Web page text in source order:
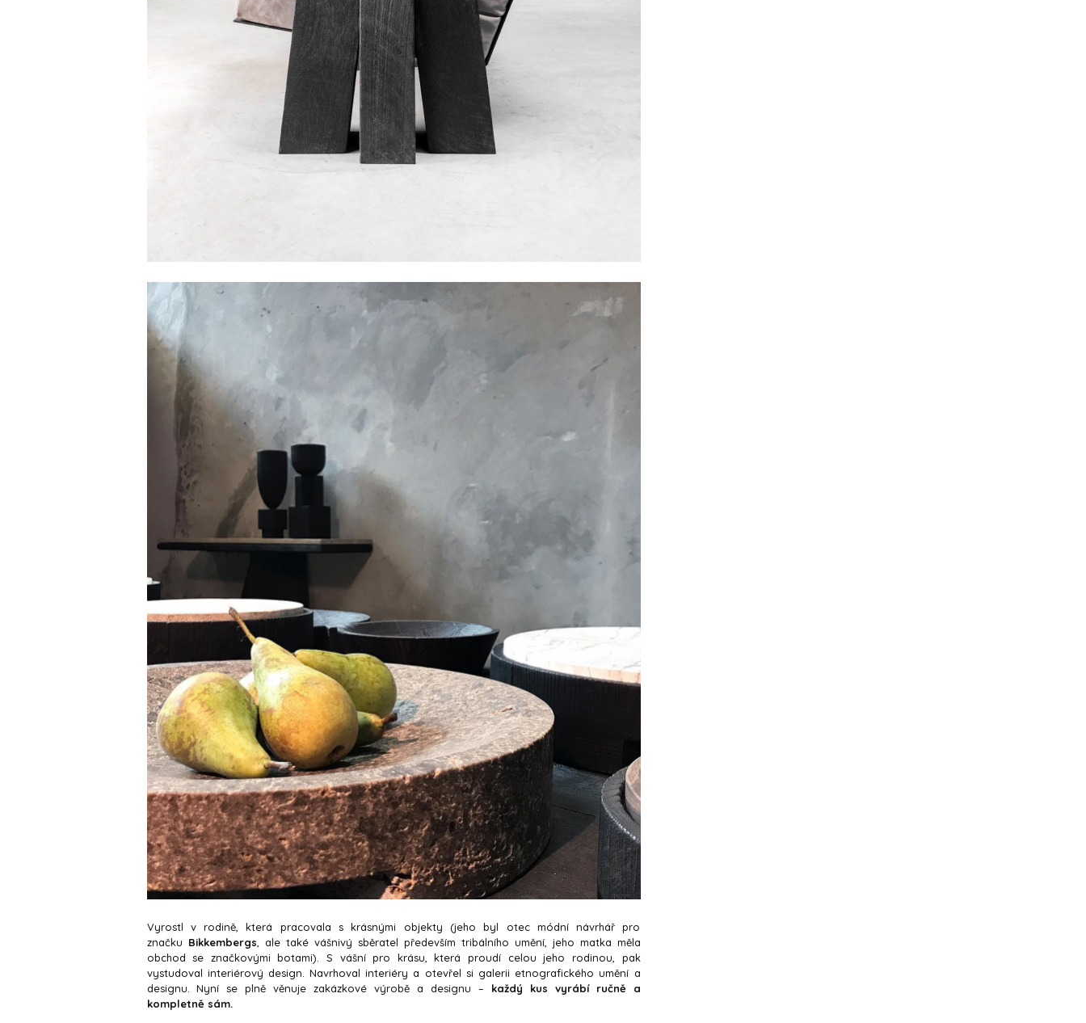
Vyrostl v rodině, která pracovala s krásnými objekty (jeho byl otec módní návrhář pro
značku Bikkembergs, ale také vášnivý sběratel především tribálního umění, jeho matka měla
obchod se značkovými botami). S vášní pro krásu, která proudí celou jeho rodinou, pak
vystudoval interiérový design. Navrhoval interiéry a otevřel si galerii etnografického umění a
designu. Nyní se plně věnuje zakázkové výrobě a designu – každý kus vyrábí ručně a
kompletně sám.